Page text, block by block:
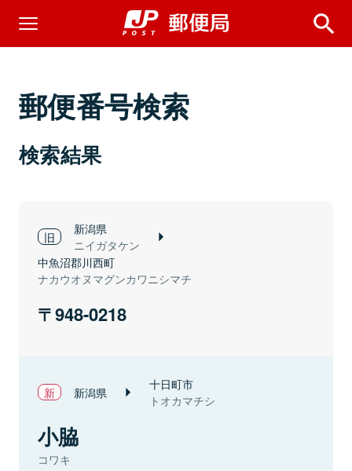
郵便番号検索
検索結果
新潟県
ニイガタケン
中魚沼郡川西町
ナカウオヌマグンカワニシマチ
948-0218
新潟県 十日町市
トオカマチシ
小脇
コワキ